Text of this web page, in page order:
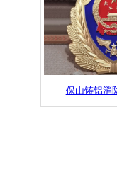
保山铸铝消